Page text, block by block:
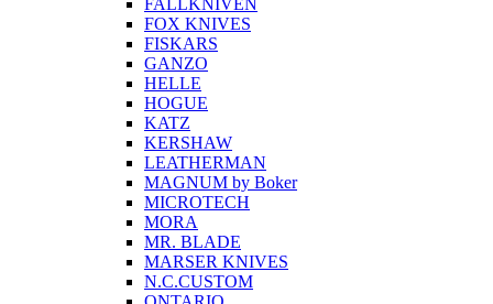
FALLKNIVEN
FOX KNIVES
FISKARS
GANZO
HELLE
HOGUE
KATZ
KERSHAW
LEATHERMAN
MAGNUM by Boker
MICROTECH
MORA
MR. BLADE
MARSER KNIVES
N.C.CUSTOM